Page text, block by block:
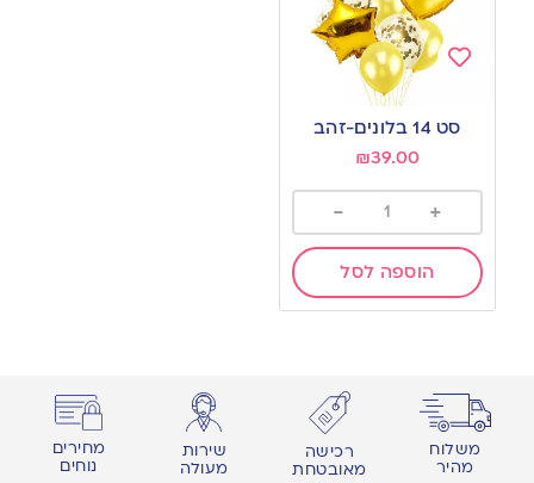
to
wishlist
סט 14 בלונים-זהב
₪39.00
+
-
הוספה לסל
משלוח
מהיר
רכישה
מאובטחת
שירות
מעולה
מחירים
נוחים